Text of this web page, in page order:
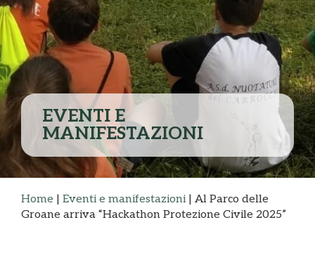
EVENTI E
MANIFESTAZIONI
Home | Eventi e manifestazioni | Al Parco delle
Groane arriva “Hackathon Protezione Civile 2025”